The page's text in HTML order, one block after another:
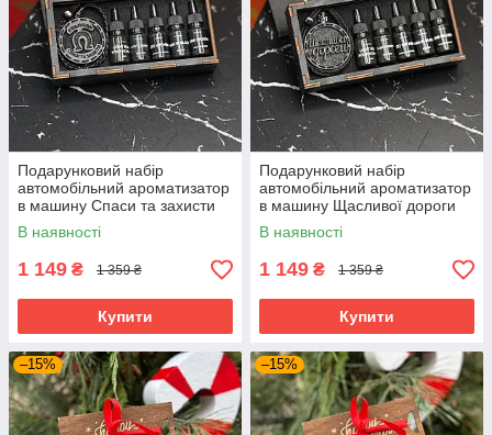
Подарунковий набір
автомобільний ароматизатор
в машину Спаси та захисти
В наявності
1 149 ₴ 1 359 ₴
Купити
Подарунковий набір
автомобільний ароматизатор
в машину Щасливої дороги
В наявності
1 149 ₴ 1 359 ₴
Купити
–15% –15%